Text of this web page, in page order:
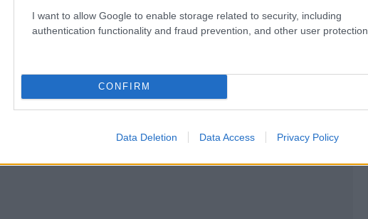
I want to allow Google to enable storage related to security, including
authentication functionality and fraud prevention, and other user protection.
CONFIRM
Data Deletion Data Access Privacy Policy